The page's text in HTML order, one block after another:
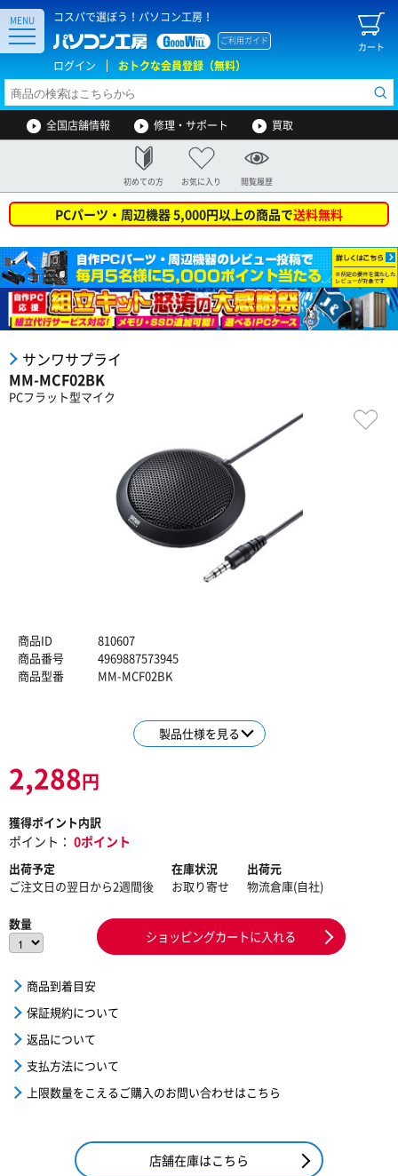
コスパで選ぼう！パソコン工房！
カート
ご利用ガイド
ログイン おトクな会員登録（無料）
MENU
全国店舗情報 修理・サポート 買取
初めての方 お気に入り 閲覧履歴
PCパーツ・周辺機器 5,000円以上の商品で送料無料
サンワサプライ
MM-MCF02BK
PCフラット型マイク
商品ID
810607
商品番号
4969887573945
商品型番
MM-MCF02BK
製品仕様を見る
2,288円
獲得ポイント内訳
ポイント： 0ポイント
出荷予定
ご注文日の翌日から2週間後
在庫状況
お取り寄せ
出荷元
物流倉庫(自社)
数量
ショッピングカートに入れる
商品到着目安
保証規約について
返品について
支払方法について
上限数量をこえるご購入のお問い合わせはこちら
店舗在庫はこちら